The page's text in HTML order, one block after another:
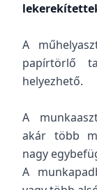
A
papírtörlő
helyezhető.
A
akár több
nagy
A